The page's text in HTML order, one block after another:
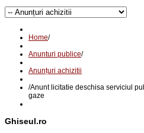
Home/
Anunturi publice/
Anunțuri achizitii
/Anunt licitatie deschisa serviciul
gaze
Ghiseul.ro